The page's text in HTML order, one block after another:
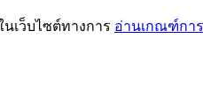
เว็บไซต์ทางการ อ่านเกณฑ์กา